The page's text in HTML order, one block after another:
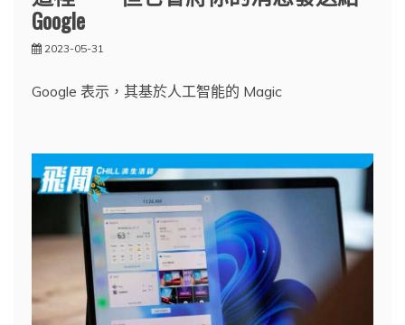
Google
2023-05-31
Google 表示，其基於人工智能的 Magic